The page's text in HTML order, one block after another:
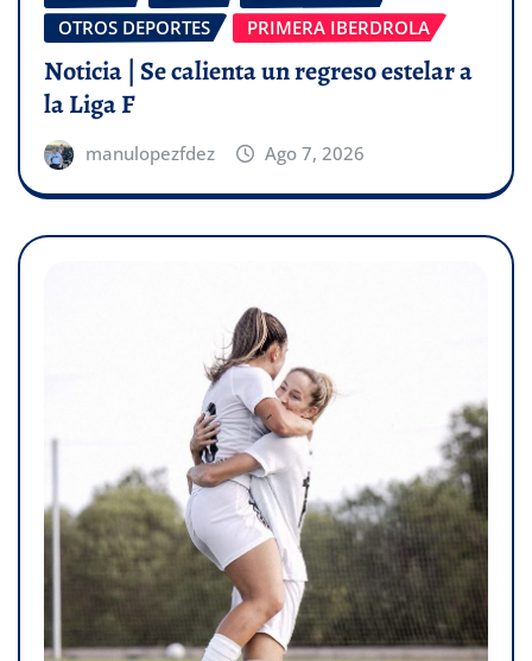
OTROS DEPORTES
PRIMERA IBERDROLA
Noticia | Se calienta un regreso estelar a
la Liga F
manulopezfdez Ago 7, 2026